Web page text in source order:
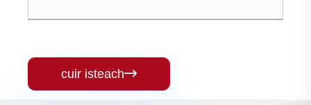
cuir isteach